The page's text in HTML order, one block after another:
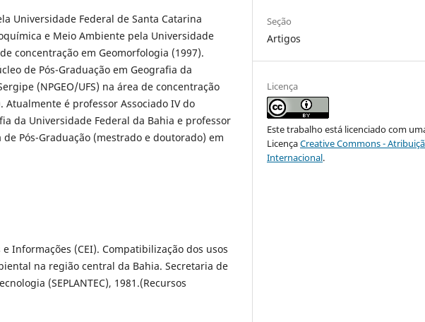
Universidade Federal de Santa Catarina
e Meio Ambiente pela Universidade
concentração em Geomorfologia (1997).
de Pós-Graduação em Geografia da
(NPGEO/UFS) na área de concentração
Atualmente é professor Associado IV do
da Universidade Federal da Bahia e professor
Pós-Graduação (mestrado e doutorado) em
Informações (CEI). Compatibilização dos usos
na região central da Bahia. Secretaria de
(SEPLANTEC), 1981.(Recursos
Seção
Artigos
Licença
Este trabalho está licenciado com
LicençaCreative Commons -
Internacional.